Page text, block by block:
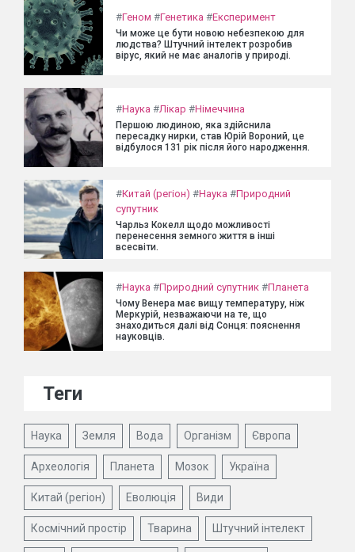
#Геном #Генетика #Експеримент
Чи може це бути новою небезпекою для
людства? Штучний інтелект розробив
вірус, який не має аналогів у природі.
#Наука #Лікар #Німеччина
Першою людиною, яка здійснила
пересадку нирки, став Юрій Вороний, це
відбулося 131 рік після його народження.
#Китай (регіон) #Наука #Природний
супутник
Чарльз Кокелл щодо можливості
перенесення земного життя в інші
всесвіти.
#Наука #Природний супутник #Планета
Чому Венера має вищу температуру, ніж
Меркурій, незважаючи на те, що
знаходиться далі від Сонця: пояснення
науковців.
Теги
Наука Земля Вода Організм Європа
Археологія Планета Мозок Україна
Китай (регіон) Еволюція Види
Космічний простір Тварина Штучний інтелект